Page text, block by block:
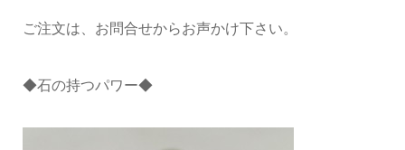
ご注文は、お問合せからお声かけ下さい。
◆石の持つパワー◆